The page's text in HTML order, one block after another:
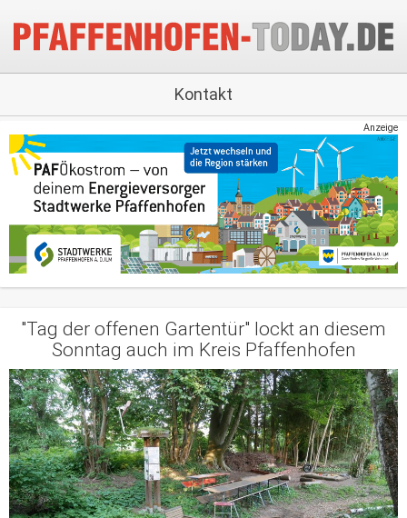
Kontakt
Anzeige
"Tag der offenen Gartentür" lockt an diesem
Sonntag auch im Kreis Pfaffenhofen